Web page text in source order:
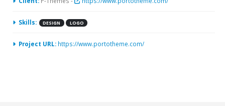
Skills: DESIGN LOGO
Project URL: https://www.portotheme.com/